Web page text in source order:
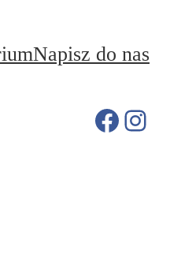
Napisz do nas